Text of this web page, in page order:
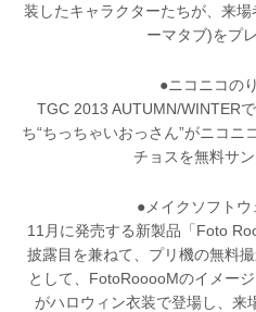
装したキャラクターたちが、来
ーマタブ)をプ
●ニコニコの
TGC 2013 AUTUMN/WINTER
ち“ちっちゃいおっさん”がニコニ
チョスを無料サン
●メイクソフトウ
11月に発売する新製品「Foto
披露目を兼ねて、プリ機の無料
として、FotoRooooMのイメー
がハロウィン衣装で登場し、来